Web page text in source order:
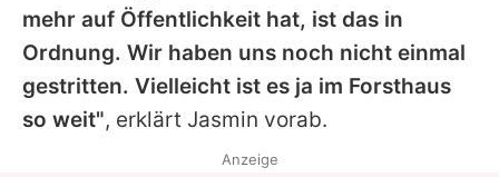
mehr auf Öffentlichkeit hat, ist das in
Ordnung. Wir haben uns noch nicht einmal
gestritten. Vielleicht ist es ja im Forsthaus
so weit", erklärt Jasmin vorab.
Anzeige